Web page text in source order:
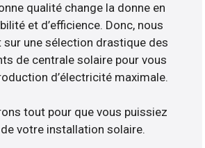
qualité change la donne en
et d’efficience. Donc, nous
sur une sélection drastique des
de centrale solaire pour vous
d’électricité maximale.
tout pour que vous puissiez
votre installation solaire.